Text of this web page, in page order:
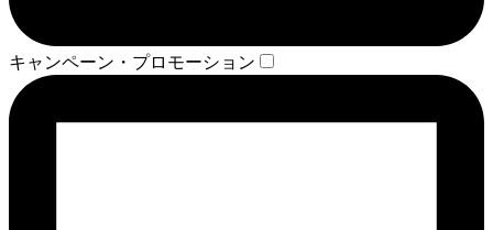
キャンペーン・プロモーション